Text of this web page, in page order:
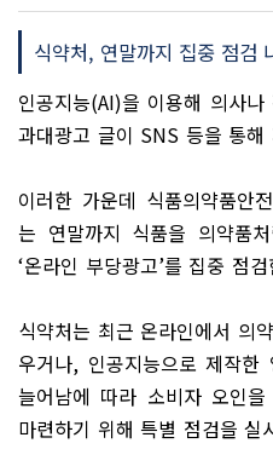
식약처, 연말까지 집중 점검
인공지능(AI)을 이용해 의사나
과대광고 글이 SNS 등을 통해
이러한 가운데 식품의약품안
는 연말까지 식품을 의약품
‘온라인 부당광고’를 집중 점검
식약처는 최근 온라인에서 의
우거나, 인공지능으로 제작
늘어남에 따라 소비자 오인
마련하기 위해 특별 점검을 실